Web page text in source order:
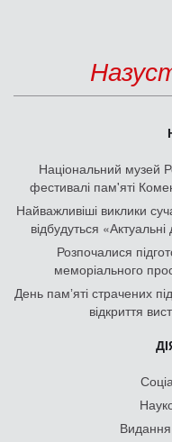
Національний музей
фестивалі пам'яті
Найважливіші виклики
відбудуться
Розпочалися
меморіального
День памʼяті страчених
відкриття